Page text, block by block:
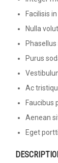
Facilisis
Nulla
Purus
Ac
Faucibus
Aenean
Eget